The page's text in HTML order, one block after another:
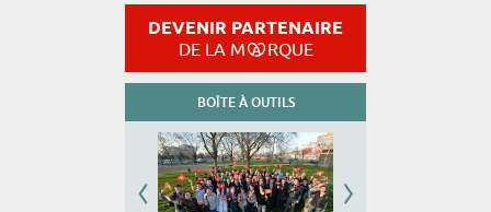
DEVENIR PARTENAIRE
DE LA M RQUE
BOÎTE À OUTILS